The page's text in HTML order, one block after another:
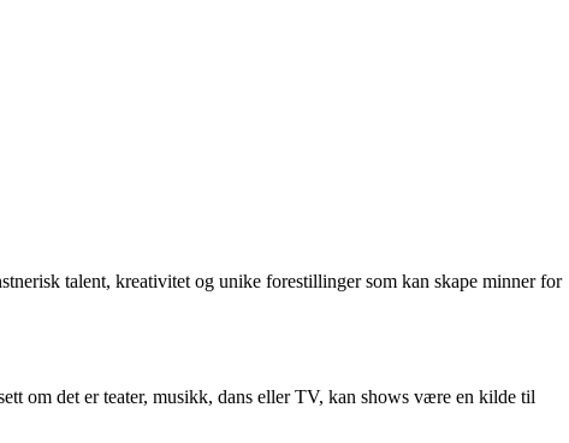
talent, kreativitet og unike forestillinger som kan skape minner for
om det er teater, musikk, dans eller TV, kan shows være en kilde til